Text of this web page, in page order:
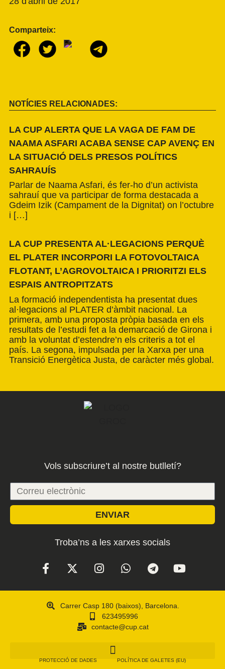
Comparteix:
NOTÍCIES RELACIONADES:
LA CUP ALERTA QUE LA VAGA DE FAM DE
NAAMA ASFARI ACABA SENSE CAP AVENÇ EN
LA SITUACIÓ DELS PRESOS POLÍTICS
SAHRAUÍS
Parlar de Naama Asfari, és fer-ho d’un activista
sahrauí que va participar de forma destacada a
Gdeim Izik (Campament de la Dignitat) on l’octubre
i […]
LA CUP PRESENTA AL·LEGACIONS PERQUÈ
EL PLATER INCORPORI LA FOTOVOLTAICA
FLOTANT, L’AGROVOLTAICA I PRIORITZI ELS
ESPAIS ANTROPITZATS
La formació independentista ha presentat dues
al·legacions al PLATER d’àmbit nacional. La
primera, amb una proposta pròpia basada en els
resultats de l’estudi fet a la demarcació de Girona i
amb la voluntat d’estendre’n els criteris a tot el
país. La segona, impulsada per la Xarxa per una
Transició Energètica Justa, de caràcter més global.
Vols subscriure’t al nostre butlletí?
ENVIAR
Troba’ns a les xarxes socials
Carrer Casp 180 (baixos), Barcelona.
623495996
contacte@cup.cat
PROTECCIÓ DE DADES POLÍTICA DE GALETES (EU)